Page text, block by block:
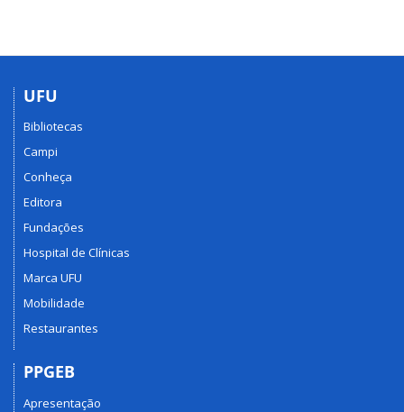
UFU
Bibliotecas
Campi
Conheça
Editora
Fundações
Hospital de Clínicas
Marca UFU
Mobilidade
Restaurantes
PPGEB
Apresentação